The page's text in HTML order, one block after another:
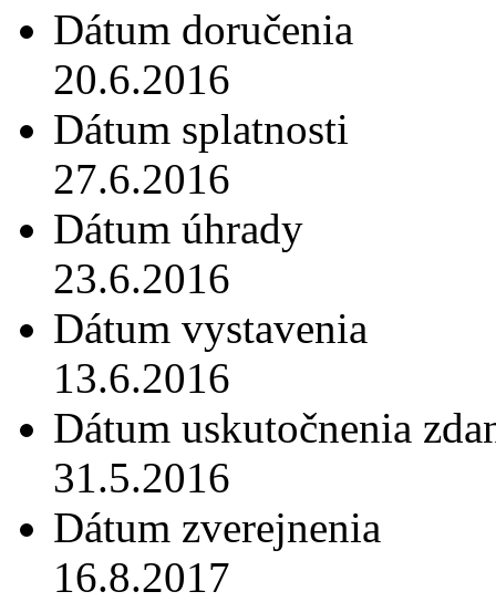
Dátum doručenia
20.6.2016
Dátum splatnosti
27.6.2016
Dátum úhrady
23.6.2016
Dátum vystavenia
13.6.2016
Dátum uskutočnenia
31.5.2016
Dátum zverejnenia
16.8.2017